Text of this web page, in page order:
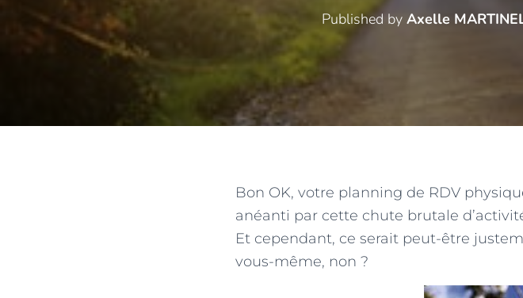
Published by Axelle
Bon OK, votre planning de RDV
anéanti par cette chute brutale
Et cependant, ce serait peut-être
vous-même, non ?